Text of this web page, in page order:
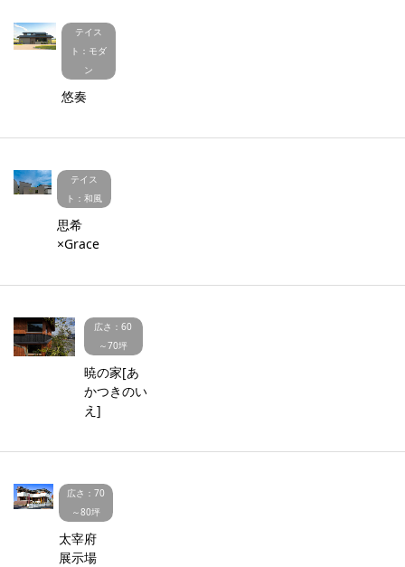
テイス
ト：モダ
ン
悠奏
テイス
ト：和風
思希
×Grace
広さ：60
～70坪
暁の家[あ
かつきのい
え]
広さ：70
～80坪
太宰府
展示場